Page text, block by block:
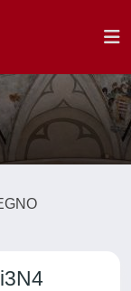
3N4